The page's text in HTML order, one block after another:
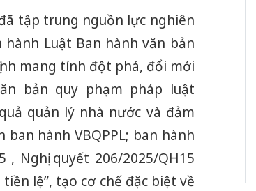
tập trung nguồn lực nghiên
Luật Ban hành văn bản
mang tính đột phá, đổi mới
bản quy phạm pháp luật
quản lý nhà nước và đảm
hành VBQPPL; ban hành
, Nghị quyết 206/2025/QH15
lệ”, tạo cơ chế đặc biệt về
tìm bị hại trong vụ
án sản xuất, buôn
bán yến sào giả
Thanh Hóa: Tìm bị
hại trong vụ án buôn
bán bình sữa
Moyuum giả